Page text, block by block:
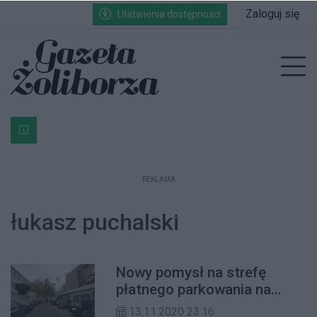
Przejdź do głównych treści
Przejdź do wyszukiwarki
Przejdź do głównego menuUłatwienia dostępności Zaloguj się
Bardzo ważna informacja dla podatników posiadających
REKLAMA
łukasz puchalski
Nowy pomysł na strefę
płatnego parkowania na
Żoliborzu
13.11.2020 23:16